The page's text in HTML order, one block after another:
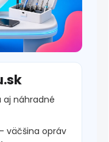
aj náhradné
väčšina opráv